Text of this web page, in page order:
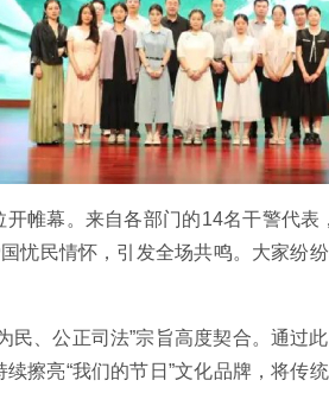
帷幕。来自各部门的14名干警代表
忧民情怀，引发全场共鸣。大家
民、公正司法”宗旨高度契合。通过
擦亮“我们的节日”文化品牌，将